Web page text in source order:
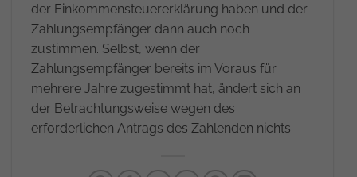
der Einkommensteuererklärung haben und der
Zahlungsempfänger dann auch noch
zustimmen. Selbst, wenn der
Zahlungsempfänger bereits im Voraus für
mehrere Jahre zugestimmt hat, ändert sich an
der Betrachtungsweise wegen des
erforderlichen Antrags des Zahlenden nichts.